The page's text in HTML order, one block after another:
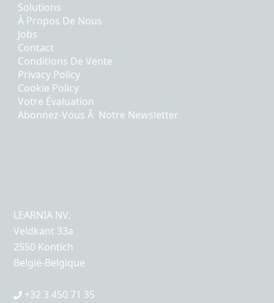
Solutions
À Propos De Nous
Jobs
Contact
Conditions De Vente
Privacy Policy
Cookie Policy
Votre Évaluation
Abonnez-Vous Ã Notre Newsletter
LEARNIA NV.
Veldkant 33a
2550 Kontich
België-Belgique
+32 3 450 71 35